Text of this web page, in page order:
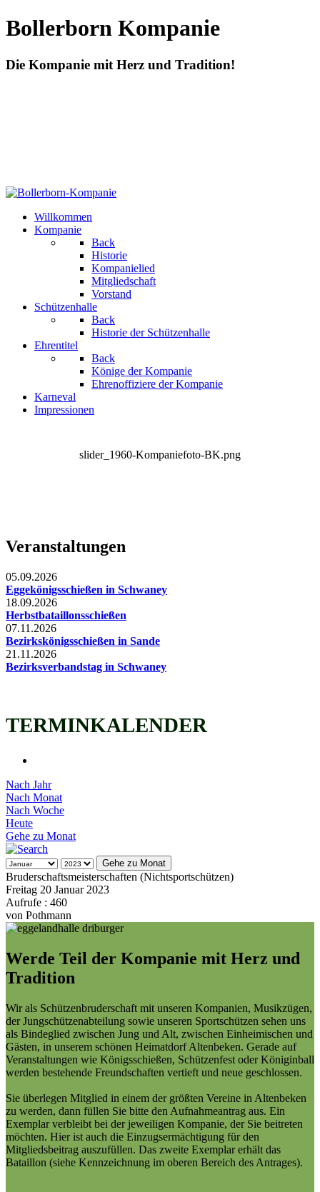
Bollerborn Kompanie
Die Kompanie mit Herz und Tradition!
Willkommen
Kompanie
Back
Historie
Kompanielied
Mitgliedschaft
Vorstand
Schützenhalle
Back
Historie der Schützenhalle
Ehrentitel
Back
Könige der Kompanie
Ehrenoffiziere der Kompanie
Karneval
Impressionen
slider_1960-Kompaniefoto-BK.png
Veranstaltungen
05.09.2026
Eggekönigsschießen in Schwaney
18.09.2026
Herbstbataillonsschießen
07.11.2026
Bezirkskönigsschießen in Sande
21.11.2026
Bezirksverbandstag in Schwaney
TERMINKALENDER
Nach Jahr
Nach Monat
Nach Woche
Heute
Gehe zu Monat
Gehe zu Monat
Bruderschaftsmeisterschaften (Nichtsportschützen)
Freitag 20 Januar 2023
Aufrufe : 460
von Pothmann
Werde Teil der Kompanie mit Herz und
Tradition
Wir als Schützenbruderschaft mit unseren Kompanien, Musikzügen,
der Jungschützenabteilung sowie unseren Sportschützen sehen uns
als Bindeglied zwischen Jung und Alt, zwischen Einheimischen und
Gästen, in unserem schönen Heimatdorf Altenbeken. Gerade auf
Veranstaltungen wie Königsschießen, Schützenfest oder Königinball
werden bestehende Freundschaften vertieft und neue geschlossen.
Sie überlegen Mitglied in einem der größten Vereine in Altenbeken
zu werden, dann füllen Sie bitte den Aufnahmeantrag aus. Ein
Exemplar verbleibt bei der jeweiligen Kompanie, der Sie beitreten
möchten. Hier ist auch die Einzugsermächtigung für den
Mitgliedsbeitrag auszufüllen. Das zweite Exemplar erhält das
Bataillon (siehe Kennzeichnung im oberen Bereich des Antrages).